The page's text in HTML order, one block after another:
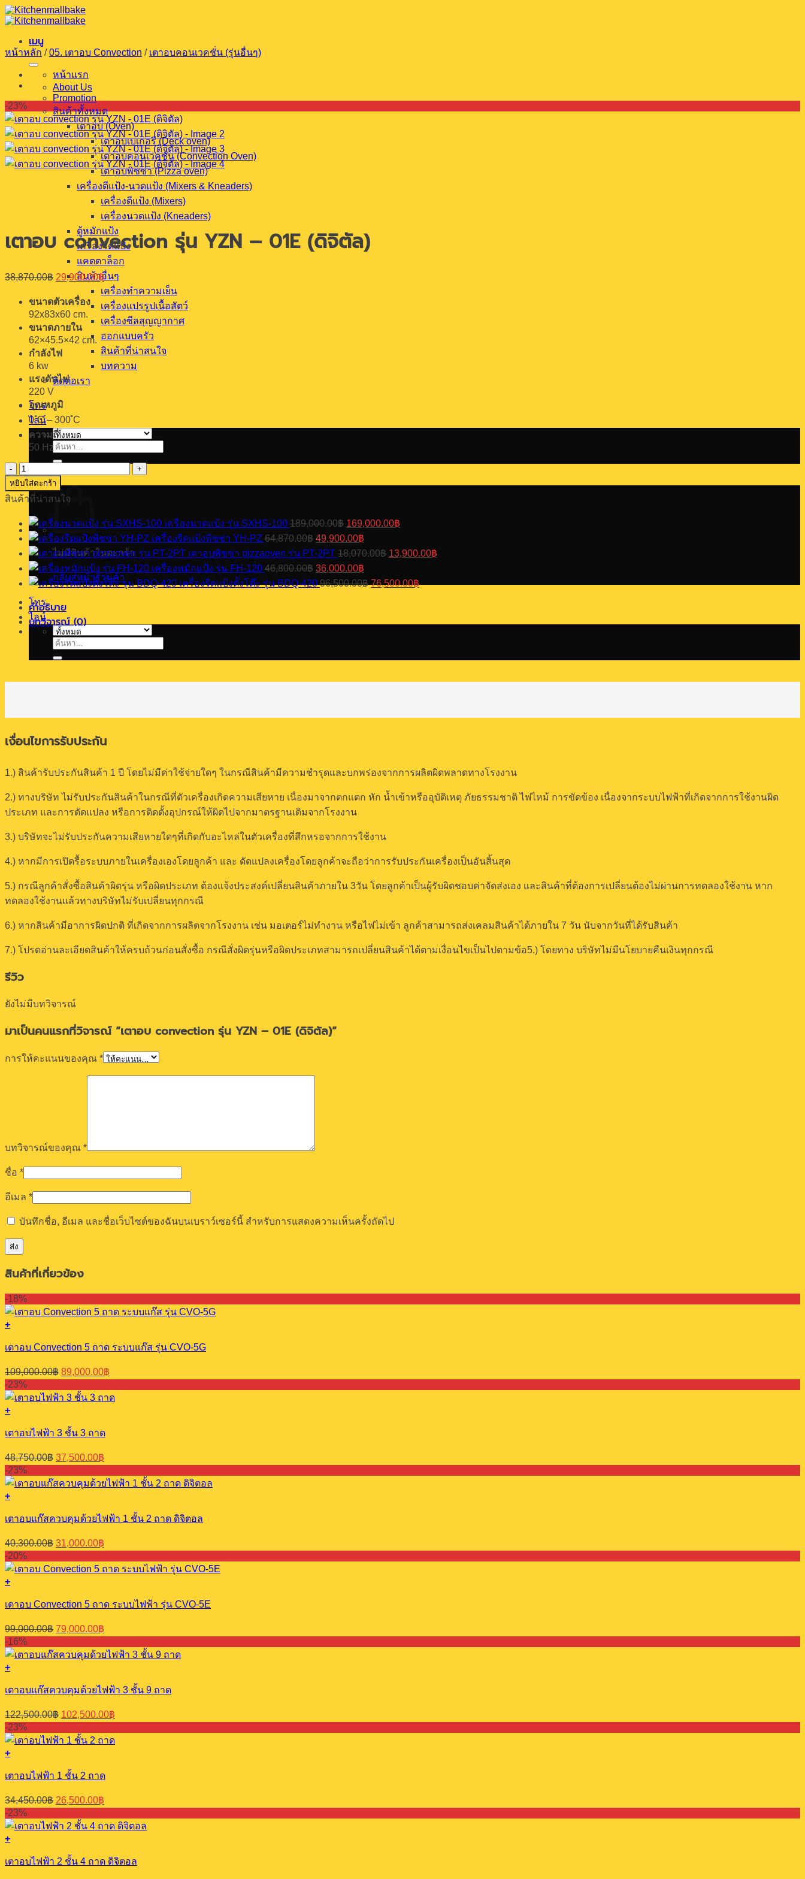
ข้าม
ไป
เนื้อหา
เมนู
หน้าแรก
About Us
Promotion
สินค้าทั้งหมด
เตาอบ (Oven)
เตาอบเบเกอรี (Deck oven)
เตาอบคอนเวคชั่น (Convection Oven)
เตาอบพิซซ่า (Pizza oven)
เครื่องตีแป้ง-นวดแป้ง (Mixers & Kneaders)
เครื่องตีแป้ง (Mixers)
เครื่องนวดแป้ง (Kneaders)
ตู้หมักแป้ง
เครื่องรีดแป้ง
แคตตาล็อก
สินค้าอื่นๆ
เครื่องทำความเย็น
เครื่องแปรรูปเนื้อสัตว์
เครื่องซีลสุญญากาศ
ออกแบบครัว
สินค้าที่น่าสนใจ
บทความ
ติดต่อเรา
โทร
ไลน์
ค้นหา:
ไม่มีสินค้าในตะกร้า
กลับสู่หน้าร้านค้า
โทร
ไลน์
ค้นหา:
หน้าหลัก / 05. เตาอบ Convection / เตาอบคอนเวคชั่น (รุ่นอื่นๆ)
-23%
เตาอบ convection รุ่น YZN – 01E (ดิจิตัล)
38,870.00฿ Original
price
was:
38,870.00฿.
29,900.00฿Current
price
is:
29,900.00฿.
ขนาดตัวเครื่อง
92x83x60 cm.
ขนาดภายใน
62×45.5×42 cm.
กำลังไฟ
6 kw
แรงดันไฟ
220 V
อุณหภูมิ
0 ํC – 300 ํC
ความถี่
50 Hz
จำนวน
เตา
อบ
รุ่น
YZN
01E
(ดิ
จิตั
ล)
ชิ้น
หยิบใส่ตะกร้า
สินค้าที่น่าสนใจ
เครื่องนวดแป้ง รุ่น SXHS-100 189,000.00฿ Original
price
was:
189,000.00฿.
169,000.00฿
price
169,000.00฿.
เครื่องรีดแป้งพิซซ่า YH-PZ 64,870.00฿ Original
price
was:
64,870.00฿.
49,900.00฿
price
is:
49,900.00฿.
เตาอบพิซซ่า pizzaoven รุ่น PT-2PT 18,070.00฿ Original
price
18,070.00฿.
13,900.00฿
price
13,900.00฿.
เครื่องหมักแป้ง รุ่น FH-120 46,800.00฿ Original
price
was:
36,000.00฿
price
is:
เครื่องรีดแป้งตั้งโต๊ะ รุ่น BDQ-420 96,500.00฿ Original
price
76,500.00฿
price
คำอธิบาย
บทวิจารณ์ (0)
เงื่อนไขการรับประกัน
1.) สินค้ารับประกันสินค้า 1 ปี โดยไม่มีค่าใช้จ่ายใดๆ ในกรณีสินค้ามีความชำรุดและบกพร่องจากการผลิตผิดพลาดทางโรงงาน
2.) ทางบริษัท ไม่รับประกันสินค้าในกรณีที่ตัวเครื่องเกิดความเสียหาย เนื่องมาจากตกแตก หัก น้ำเข้าหรืออุบัติเหตุ ภัยธรรมชาติ ไฟไหม้ การขัดข้อง เนื่องจากระบบไฟฟ้าที่เกิดจากการใช้งานผิด
ประเภท และการดัดแปลง หรือการติดตั้งอุปกรณ์ให้ผิดไปจากมาตรฐานเดิมจากโรงงาน
3.) บริษัทจะไม่รับประกันความเสียหายใดๆที่เกิดกับอะไหล่ในตัวเครื่องที่สึกหรอจากการใช้งาน
4.) หากมีการเปิดรื้อระบบภายในเครื่องเองโดยลูกค้า และ ดัดแปลงเครื่องโดยลูกค้าจะถือว่าการรับประกันเครื่องเป็นอันสิ้นสุด
5.) กรณีลูกค้าสั่งซื้อสินค้าผิดรุ่น หรือผิดประเภท ต้องแจ้งประสงค์เปลี่ยนสินค้าภายใน 3วัน โดยลูกค้าเป็นผู้รับผิดชอบค่าจัดส่งเอง และสินค้าที่ต้องการเปลี่ยนต้องไม่ผ่านการทดลองใช้งาน หาก
ทดลองใช้งานแล้วทางบริษัทไม่รับเปลี่ยนทุกกรณี
6.) หากสินค้ามีอาการผิดปกติ ที่เกิดจากการผลิตจากโรงงาน เช่น มอเตอร์ไม่ทำงาน หรือไฟไม่เข้า ลูกค้าสามารถส่งเคลมสินค้าได้ภายใน 7 วัน นับจากวันที่ได้รับสินค้า
7.) โปรดอ่านละเอียดสินค้าให้ครบถ้วนก่อนสั่งซื้อ กรณีสั่งผิดรุ่นหรือผิดประเภทสามารถเปลี่ยนสินค้าได้ตามเงื่อนไขเป็นไปตามข้อ5.) โดยทาง บริษัทไม่มีนโยบายคืนเงินทุกกรณี
รีวิว
ยังไม่มีบทวิจารณ์
มาเป็นคนแรกที่วิจารณ์ “เตาอบ convection รุ่น YZN – 01E (ดิจิตัล)”
การให้คะแนนของคุณ *
บทวิจารณ์ของคุณ *
ชื่อ *
อีเมล *
บันทึกชื่อ, อีเมล และชื่อเว็บไซต์ของฉันบนเบราว์เซอร์นี้ สำหรับการแสดงความเห็นครั้งถัดไป
สินค้าที่เกี่ยวข้อง
-18%
+
เตาอบ Convection 5 ถาด ระบบแก๊ส รุ่น CVO-5G
109,000.00฿ Original
price
was:
109,000.00฿.
89,000.00฿
price
is:
89,000.00฿.
-23%
+
เตาอบไฟฟ้า 3 ชั้น 3 ถาด
48,750.00฿ Original
price
was:
48,750.00฿.
37,500.00฿
price
is:
37,500.00฿.
-23%
+
เตาอบแก๊สควบคุมด้วยไฟฟ้า 1 ชั้น 2 ถาด ดิจิตอล
40,300.00฿ Original
price
was:
40,300.00฿.
31,000.00฿
price
is:
31,000.00฿.
-20%
+
เตาอบ Convection 5 ถาด ระบบไฟฟ้า รุ่น CVO-5E
99,000.00฿ Original
price
was:
99,000.00฿.
79,000.00฿
price
is:
79,000.00฿.
-16%
+
เตาอบแก๊สควบคุมด้วยไฟฟ้า 3 ชั้น 9 ถาด
122,500.00฿ Original
price
was:
122,500.00฿.
102,500.00฿
price
is:
102,500.00฿.
-23%
+
เตาอบไฟฟ้า 1 ชั้น 2 ถาด
34,450.00฿ Original
price
was:
34,450.00฿.
26,500.00฿
price
is:
26,500.00฿.
-23%
+
เตาอบไฟฟ้า 2 ชั้น 4 ถาด ดิจิตอล